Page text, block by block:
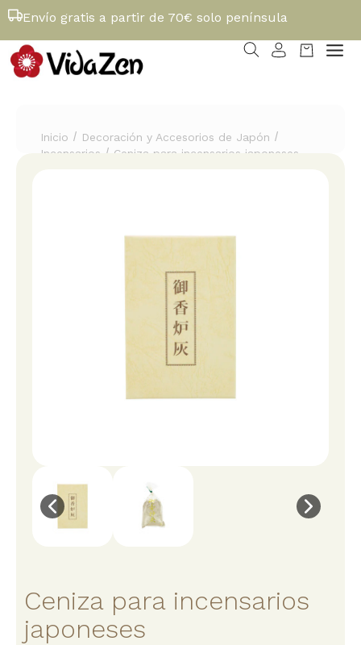
Envío gratis a partir de 70€ solo península
Inicio / Decoración y Accesorios de Japón /
Incensarios / Ceniza para incensarios japoneses
Ceniza para incensarios
japoneses